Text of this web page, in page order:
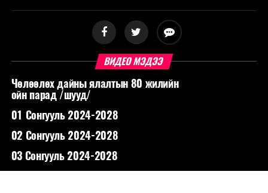
ВИДЕО МЭДЭЭ
Чөлөөлөх дайны ялалтын 80 жилийн
ойн парад /шууд/
01 Сонгууль 2024-2028
02 Сонгууль 2024-2028
03 Сонгууль 2024-2028